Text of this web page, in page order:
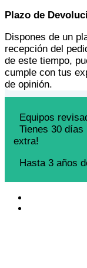
Plazo de
Dispones de un
recepción del
de este tiempo,
cumple con tus
de opinión.
Equipos
Tienes 30 días
extra!
Hasta 3 años